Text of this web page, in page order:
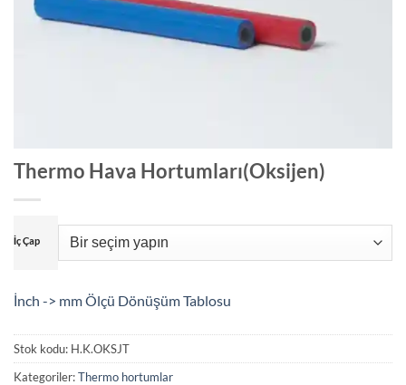
Thermo Hava Hortumları(Oksijen)
İç Çap
İnch -> mm Ölçü Dönüşüm Tablosu
Stok kodu: H.K.OKSJT
Kategoriler:Thermo hortumlar